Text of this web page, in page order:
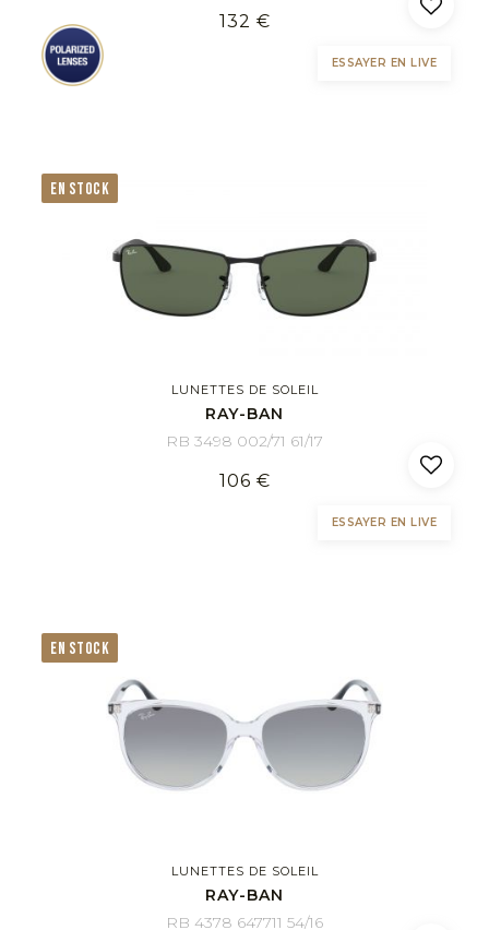
132 €
ESSAYER EN LIVE
EN STOCK
LUNETTES DE SOLEIL
RAY-BAN
RB 3498 002/71 61/17
106 €
ESSAYER EN LIVE
EN STOCK
LUNETTES DE SOLEIL
RAY-BAN
RB 4378 647711 54/16